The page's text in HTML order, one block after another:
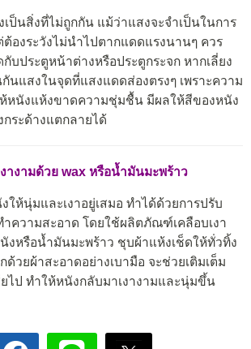
ป็นสิ่งที่ไม่ถูกกัน แม้ว่าแสงจะจำเป็นในการ
องระวังไม่นำไปตากแดดแรงนานๆ ควร
บประตูหน้าต่างหรือประตูกระจก หากเลี่ยง
นแสงในจุดที่แสงแดดส่องตรงๆ เพราะความ
หนังแห้งขาดความชุ่มชื้น มีผลให้สีของหนัง
ระด้างแตกลายได้
างามด้วย wax หรือน้ำมันมะพร้าว
ห้นุ่มและเงาอยู่เสมอ ทำได้ด้วยการปรับ
ความสะอาด โดยใช้ผลิตภัณฑ์เคลือบเงา
งหรือน้ำมันมะพร้าว ชุบผ้าแห้งเช็ดให้ทั่วทิ้ง
ด้วยผ้าสะอาดอย่างเบามือ จะช่วยเติมเต็ม
ป ทำให้หนังกลับมาเงางามและนุ่มขึ้น